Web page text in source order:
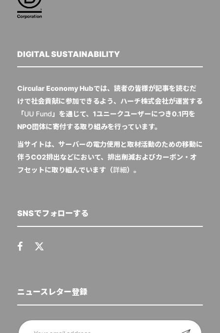
DIGITAL SUSTAINABILITY
Circular Economy Hubでは、読者の皆様が記事を読むだ
けで社会貢献に参加できるよう、ハーチ株式会社が運営する
「UU Fund 」を通じて、1ユニークユーザーにつき0.1円を
NPO団体に寄付する取り組みを行っています。
当サイトは、サーバーの電力使用と取材活動のための移動に
伴うCO2排出などにおいて、排出削減およびカーボン・オ
フセットに取り組んでいます（詳細）。
SNSでフォローする
ニュースレター登録